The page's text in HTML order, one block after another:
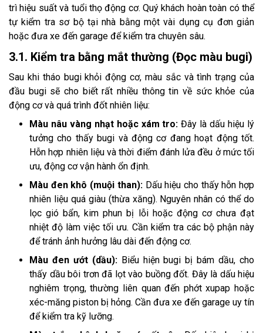
trì hiệu suất và tuổi thọ động cơ. Quý khách hoàn toàn có thể
tự kiểm tra sơ bộ tại nhà bằng một vài dụng cụ đơn giản
hoặc đưa xe đến garage để kiểm tra chuyên sâu.
3.1. Kiểm tra bằng mắt thường (Đọc màu bugi)
Sau khi tháo bugi khỏi động cơ, màu sắc và tình trạng của
đầu bugi sẽ cho biết rất nhiều thông tin về sức khỏe của
động cơ và quá trình đốt nhiên liệu:
Màu nâu vàng nhạt hoặc xám tro: Đây là dấu hiệu lý
tưởng cho thấy bugi và động cơ đang hoạt động tốt.
Hỗn hợp nhiên liệu và thời điểm đánh lửa đều ở mức tối
ưu, động cơ vận hành ổn định.
Màu đen khô (muội than):Dấu hiệu cho thấy hỗn hợp
nhiên liệu quá giàu (thừa xăng). Nguyên nhân có thể do
lọc gió bẩn, kim phun bị lỗi hoặc động cơ chưa đạt
nhiệt độ làm việc tối ưu. Cần kiểm tra các bộ phận này
để tránh ảnh hưởng lâu dài đến động cơ.
Màu đen ướt (dầu): Biểu hiện bugi bị bám dầu, cho
thấy dầu bôi trơn đã lọt vào buồng đốt. Đây là dấu hiệu
nghiêm trọng, thường liên quan đến phớt xupap hoặc
xéc-măng piston bị hỏng. Cần đưa xe đến garage uy tín
để kiểm tra kỹ lưỡng.